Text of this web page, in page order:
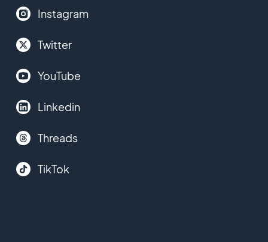
Instagram
Twitter
YouTube
Linkedin
Threads
TikTok